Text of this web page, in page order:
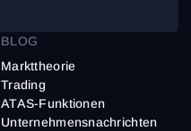
BLOG
Markttheorie
Trading
ATAS-Funktionen
Unternehmensnachrichten